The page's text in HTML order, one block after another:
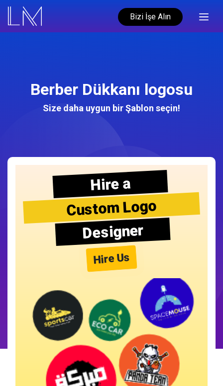
Bizi İşe Alın
Berber Dükkanı logosu
Size daha uygun bir Şablon seçin!
Hire a
Custom Logo
Designer
Hire Us